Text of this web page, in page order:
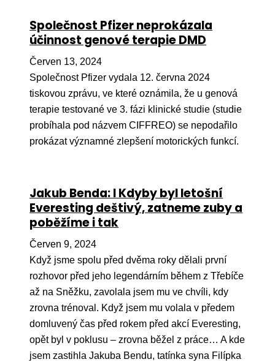
Společnost Pfizer neprokázala
účinnost genové terapie DMD
Červen 13, 2024
Společnost Pfizer vydala 12. června 2024
tiskovou zprávu, ve které oznámila, že u genová
terapie testované ve 3. fázi klinické studie (studie
probíhala pod názvem CIFFREO) se nepodařilo
prokázat významné zlepšení motorických funkcí.
Jakub Benda: I Kdyby byl letošní
Everesting deštivý, zatneme zuby a
poběžíme i tak
Červen 9, 2024
Když jsme spolu před dvěma roky dělali první
rozhovor před jeho legendárním během z Třebíče
až na Sněžku, zavolala jsem mu ve chvíli, kdy
zrovna trénoval. Když jsem mu volala v předem
domluvený čas před rokem před akcí Everesting,
opět byl v poklusu – zrovna běžel z práce… A kde
jsem zastihla Jakuba Bendu, tatínka syna Filípka